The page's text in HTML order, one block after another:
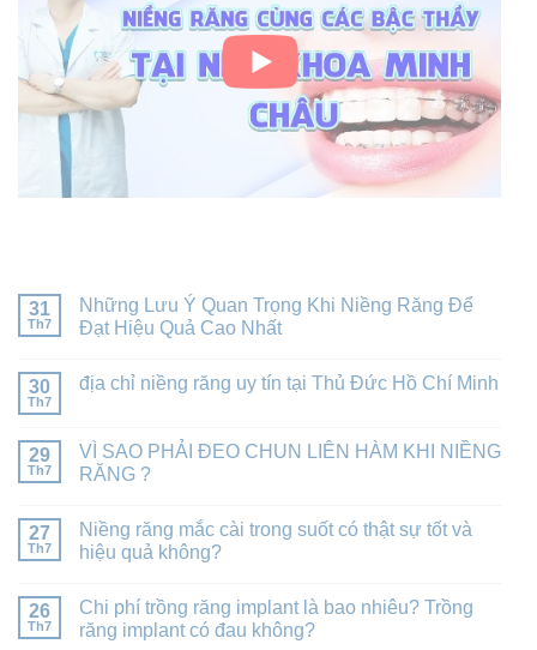
31
Th7
Những Lưu Ý Quan Trọng Khi Niềng Răng Để
Đạt Hiệu Quả Cao Nhất
30
Th7
địa chỉ niềng răng uy tín tại Thủ Đức Hồ Chí Minh
29
Th7
VÌ SAO PHẢI ĐEO CHUN LIÊN HÀM KHI NIỀNG
RĂNG ?
27
Th7
Niềng răng mắc cài trong suốt có thật sự tốt và
hiệu quả không?
26
Th7
Chi phí trồng răng implant là bao nhiêu? Trồng
răng implant có đau không?